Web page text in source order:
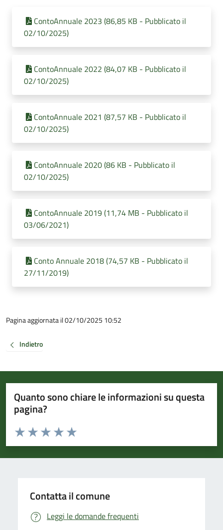
ContoAnnuale 2023 (86,85 KB - Pubblicato il
02/10/2025)
ContoAnnuale 2022 (84,07 KB - Pubblicato il
02/10/2025)
ContoAnnuale 2021 (87,57 KB - Pubblicato il
02/10/2025)
ContoAnnuale 2020 (86 KB - Pubblicato il
02/10/2025)
ContoAnnuale 2019 (11,74 MB - Pubblicato il
03/06/2021)
Conto Annuale 2018 (74,57 KB - Pubblicato il
27/11/2019)
Pagina aggiornata il 02/10/2025 10:52
Indietro
Quanto sono chiare le informazioni su questa
pagina?
Valuta da 1 a 5 stelle la pagina
Valuta 5 stelle su 5
Valuta 4 stelle su 5
Valuta 3 stelle su 5
Valuta 2 stelle su 5
Valuta 1 stelle su 5
Contatta il comune
Leggi le domande frequenti